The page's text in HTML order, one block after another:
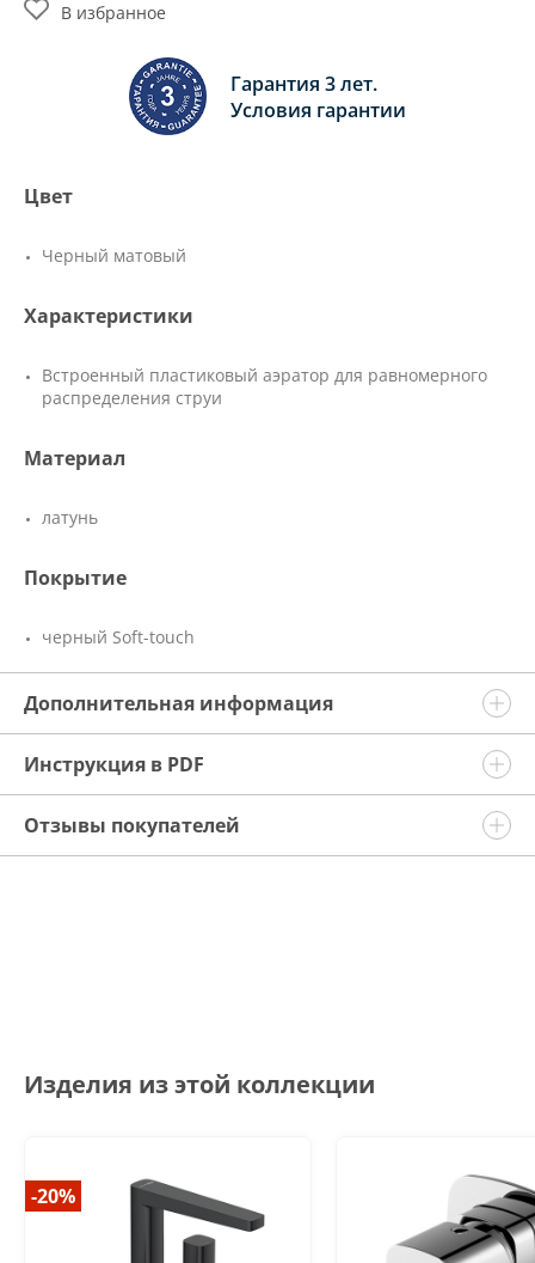
Гарантия 3 лет.
Условия гарантии
В избранное
Цвет
Черный матовый
Характеристики
Встроенный пластиковый аэратор для равномерного
распределения струи
Материал
латунь
Покрытие
черный Soft-touch
Дополнительная информация
Инструкция в PDF
Отзывы покупателей
Изделия из этой коллекции
-20%